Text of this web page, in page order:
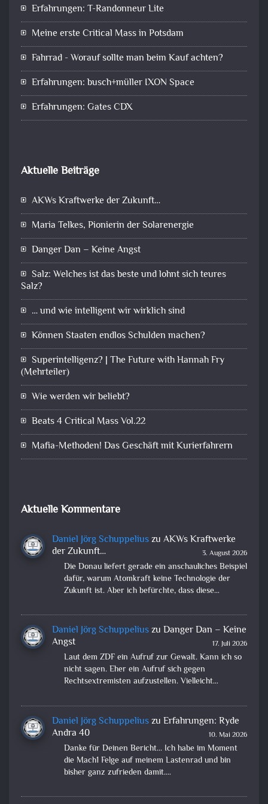
Erfahrungen: T-Randonneur Lite
Meine erste Critical Mass in Potsdam
Fahrrad - Worauf sollte man beim Kauf achten?
Erfahrungen: busch+müller IXON Space
Erfahrungen: Gates CDX
Aktuelle Beiträge
AKWs Kraftwerke der Zukunft…
Maria Telkes, Pionierin der Solarenergie
Danger Dan – Keine Angst
Salz: Welches ist das beste und lohnt sich teures
Salz?
… und wie intelligent wir wirklich sind
Können Staaten endlos Schulden machen?
Superintelligenz? | The Future with Hannah Fry
(Mehrteiler)
Wie werden wir beliebt?
Beats 4 Critical Mass Vol.22
Mafia-Methoden! Das Geschäft mit Kurierfahrern
Aktuelle Kommentare
Daniel Jörg Schuppeliuszu AKWs Kraftwerke
der Zukunft…
3. August 2026
Die Donau liefert gerade ein anschauliches Beispiel
dafür, warum Atomkraft keine Technologie der
Zukunft ist. Aber ich befürchte, dass diese…
Daniel Jörg Schuppeliuszu Danger Dan – Keine
Angst
17. Juli 2026
Laut dem ZDF ein Aufruf zur Gewalt. Kann ich so
nicht sagen. Eher ein Aufruf sich gegen
Rechtsextremisten aufzustellen. Vielleicht…
Daniel Jörg Schuppeliuszu Erfahrungen: Ryde
Andra 40
10. Mai 2026
Danke für Deinen Bericht... Ich habe im Moment
die Mach1 Felge auf meinem Lastenrad und bin
bisher ganz zufrieden damit.…